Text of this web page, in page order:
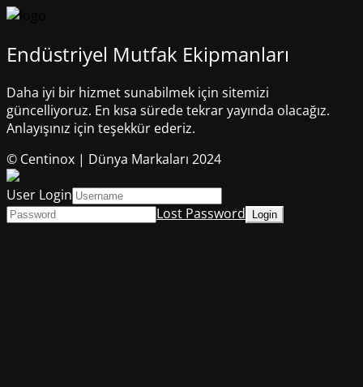
Endüstriyel Mutfak Ekipmanları
Daha iyi bir hizmet sunabilmek için sitemizi
güncelliyoruz. En kısa sürede tekrar yayında olacağız.
Anlayışınız için teşekkür ederiz.
© Centinox | Dünya Markaları 2024
User Login
Lost Password